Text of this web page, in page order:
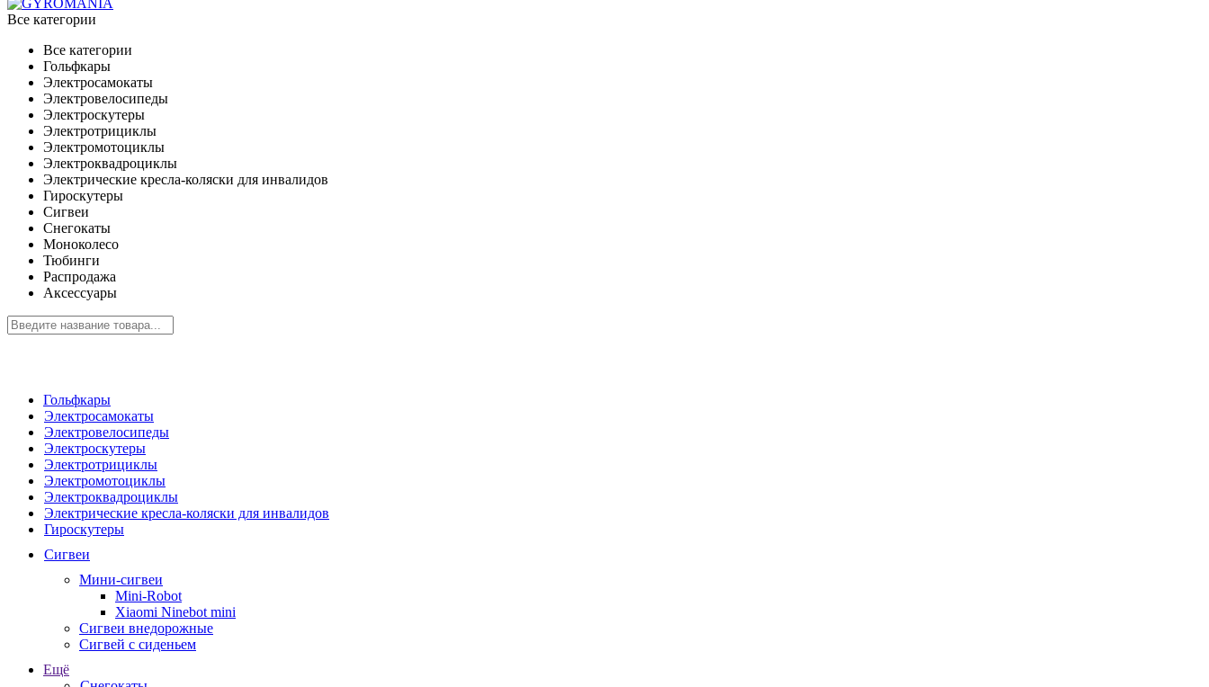
Все категории
Все категории
Гольфкары
Электросамокаты
Электровелосипеды
Электроскутеры
Электротрициклы
Электромотоциклы
Электроквадроциклы
Электрические кресла-коляски для инвалидов
Гироскутеры
Сигвеи
Снегокаты
Моноколесо
Тюбинги
Распродажа
Аксессуары
Гольфкары
Электросамокаты
Электровелосипеды
Электроскутеры
Электротрициклы
Электромотоциклы
Электроквадроциклы
Электрические кресла-коляски для инвалидов
Гироскутеры
Сигвеи
Мини-сигвеи
Mini-Robot
Xiaomi Ninebot mini
Сигвеи внедорожные
Сигвей с сиденьем
Ещё